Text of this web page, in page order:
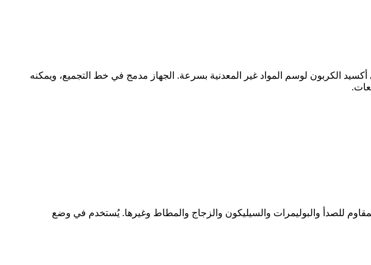
الكربون لوسم المواد غير المعدنية بسرعة. الجهاز مدمج في خط التجميع، ويمكنه
للصدأ والبوليمرات والسيليكون والزجاج والمطاط وغيرها. يُستخدم في وضع